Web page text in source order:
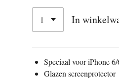
In
Speciaal voor iPhone
Glazen screenprotector